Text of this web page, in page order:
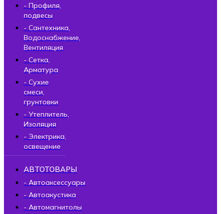
- Профиля,
подвесы
- Сантехника,
Водоснабжение,
Вентиляция
- Сетка,
Арматура
- Сухие
смеси,
грунтовки
- Утеплитель,
Изоляция
- Электрика,
освещение
АВТОТОВАРЫ
- Автоаксессуары
- Автоакустика
- Автомагнитолы